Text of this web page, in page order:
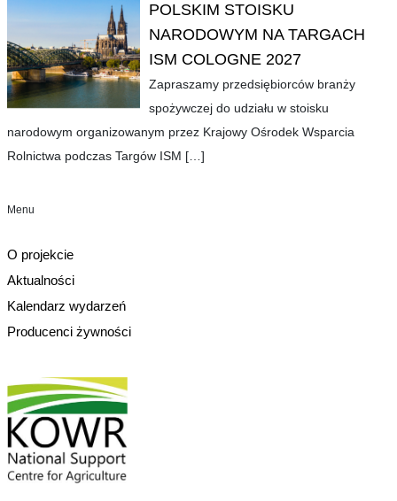
POLSKIM STOISKU
NARODOWYM NA TARGACH
ISM COLOGNE 2027
Zapraszamy przedsiębiorców branży
spożywczej do udziału w stoisku
narodowym organizowanym przez Krajowy Ośrodek Wsparcia
Rolnictwa podczas Targów ISM […]
Menu
O projekcie
Aktualności
Kalendarz wydarzeń
Producenci żywności